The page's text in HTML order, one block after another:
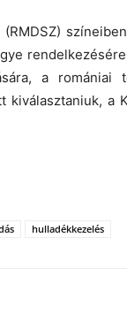
a romániai
a
hulladékkezelés